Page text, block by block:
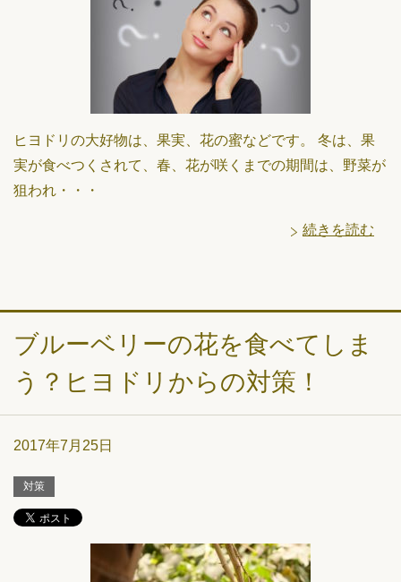
ヒヨドリの大好物は、果実、花の蜜などです。 冬は、果
実が食べつくされて、春、花が咲くまでの期間は、野菜が
狙われ・・・
続きを読む
ブルーベリーの花を食べてしま
う？ヒヨドリからの対策！
2017年7月25日
対策